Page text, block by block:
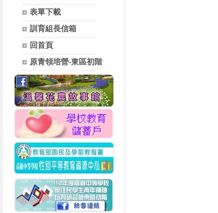
表單下載
訓育組長信箱
回首頁
原青領培營-東區初階